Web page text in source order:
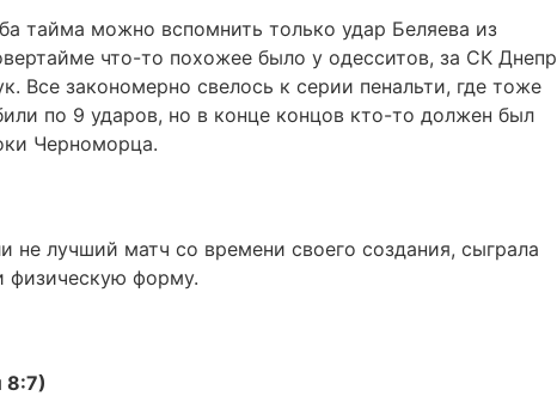
тайма можно вспомнить только удар Беляева из
что-то похожее было у одесситов, за СК Днепр
Все закономерно свелось к серии пенальти, где тоже
по 9 ударов, но в конце концов кто-то должен был
Черноморца.
лучший матч со времени своего создания, сыграла
физическую форму.
8:7)